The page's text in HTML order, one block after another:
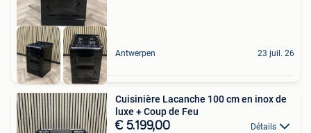
Antwerpen 23 juil. 26
Cuisinière Lacanche 100 cm en inox de
luxe + Coup de Feu
€ 5.199,00 Détails